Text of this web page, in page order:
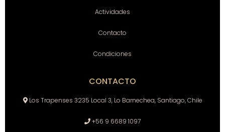
Actividades
Contacto
Condiciones
CONTACTO
Los Trapenses 3235 Local 3, Lo Barnechea, Santiago, Chile
+56 9 6689 1097